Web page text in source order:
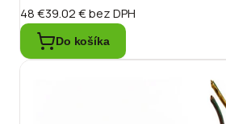
48 €39.02 €bez DPH
Do košíka